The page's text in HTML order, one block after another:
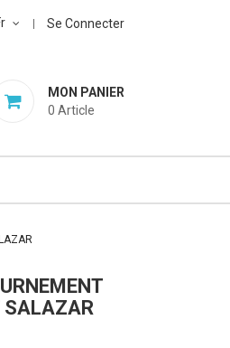
Se Connecter
MON PANIER
0 Article
SALAZAR